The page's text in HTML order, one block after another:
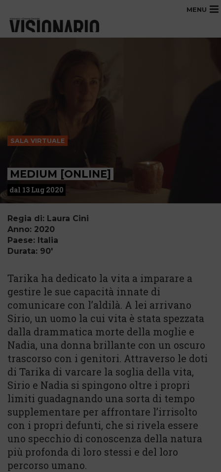
MENU
SALA VIRTUALE
MEDIUM [ONLINE]
dal 13 Lug 2020
Regia di: Laura Cini
Anno: 2020
Paese: Italia
Durata: 90'
Tarika ha dedicato la vita a imparare a
gestire le sue capacità innate di
comunicare con l’aldilà. A lei arrivano
Sirio, un uomo la cui vita è stata spezzata
dalla drammatica morte della moglie e
Nadia, una donna brillante con un oscuro
trascorso con i genitori. Attraverso le doti
di Tarika di varcare la soglia della vita,
Sirio e Nadia si spingono oltre i propri
limiti guadagnando una sorta di tempo
supplementare per affrontare l’irrisolto
con i propri defunti, che si rivela essere
uno specchio di conoscenza della natura
più profonda di loro stessi e del loro
percorso umano.